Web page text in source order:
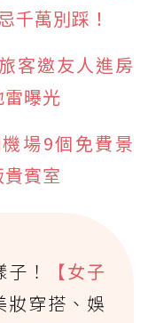
千萬別踩！
客邀友人進房
曝光
場9個免費景
賓室
！
【女子
妝穿搭、娛